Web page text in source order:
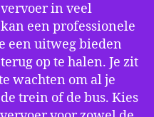
in veel
een professionele
een uitweg bieden
op te halen. Je zit
wachten om al je
trein of de bus. Kies